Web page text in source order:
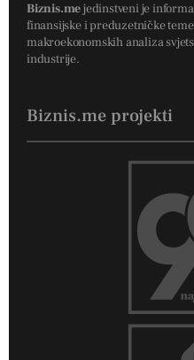
Biznis.mejedinstveni je
finansijske i preduzetničke
makroekonomskih analiza
industrije.
Biznis.me projekti